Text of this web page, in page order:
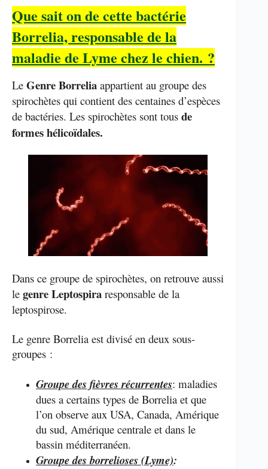
Que sait on de cette bactérie
Borrelia, responsable de la
maladie de Lyme chez le chien. ?
Le Genre Borrelia appartient au groupe des
spirochètes qui contient des centaines d’espèces
de bactéries. Les spirochètes sont tous de
formes hélicoïdales.
Dans ce groupe de spirochètes, on retrouve aussi
le genre Leptospira responsable de la
leptospirose.
Le genre Borrelia est divisé en deux sous-
groupes :
Groupe des fièvres récurrentes: maladies
dues a certains types de Borrelia et que
l’on observe aux USA, Canada, Amérique
du sud, Amérique centrale et dans le
bassin méditerranéen.
Groupe des borrelioses (Lyme):